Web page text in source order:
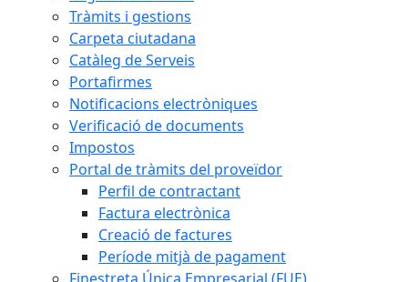
Tràmits i gestions
Carpeta ciutadana
Catàleg de Serveis
Portafirmes
Notificacions electròniques
Verificació de documents
Impostos
Portal de tràmits del proveïdor
Perfil de contractant
Factura electrònica
Creació de factures
Període mitjà de pagament